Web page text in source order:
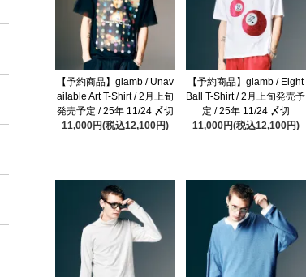
【予約商品】glamb / Unav
ailable Art T-Shirt / 2月上旬
発売予定 / 25年 11/24 〆切
11,000円(税込12,100円)
【予約商品】glamb / Eight
Ball T-Shirt / 2月上旬発売予
定 / 25年 11/24 〆切
11,000円(税込12,100円)